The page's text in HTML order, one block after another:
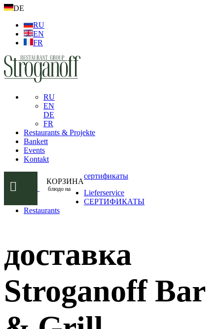
DE
RU
EN
FR
RU
EN
DE
FR
Restaurants & Projekte
Bankett
Events
Kontakt
КОРЗИНА
блюдо на
сертификаты
Lieferservice
СЕРТИФИКАТЫ
Restaurants
доставка
Stroganoff Bar